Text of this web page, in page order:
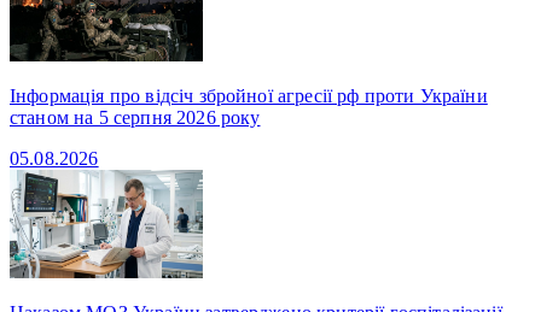
Інформація про відсіч збройної агресії рф проти України
станом на 5 серпня 2026 року
05.08.2026